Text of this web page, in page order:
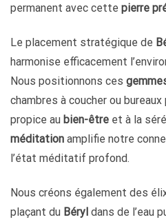
permanent avec cette pierre
Le placement stratégique de
harmonise efficacement
Nous positionnons ces
chambres à coucher ou
propice au bien-être et à la
méditation amplifie notre
l’état méditatif profond.
Nous créons également des
plaçant du Béryl dans de l’eau